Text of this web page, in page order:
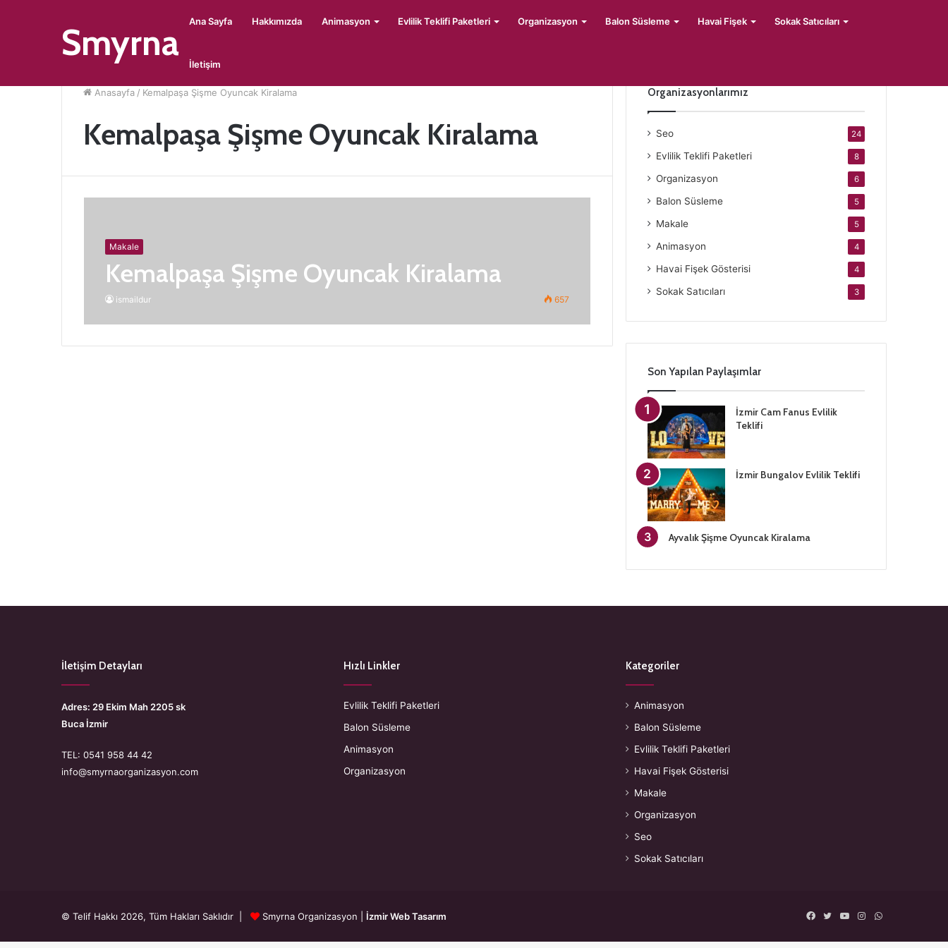
Smyrna Ana Sayfa Hakkımızda Animasyon Evlilik Teklifi Paketleri Organizasyon Balon Süsleme Havai Fişek Sokak Satıcıları
İletişim
Anasayfa / Kemalpaşa Şişme Oyuncak Kiralama
Kemalpaşa Şişme Oyuncak Kiralama
Makale
Kemalpaşa Şişme Oyuncak Kiralama
ismaildur 657
Organizasyonlarımız
Seo 24
Evlilik Teklifi Paketleri 8
Organizasyon 6
Balon Süsleme 5
Makale 5
Animasyon 4
Havai Fişek Gösterisi 4
Sokak Satıcıları 3
Son Yapılan Paylaşımlar
İzmir Cam Fanus Evlilik
Teklifi
İzmir Bungalov Evlilik Teklifi
Ayvalık Şişme Oyuncak Kiralama
İletişim Detayları
Adres: 29 Ekim Mah 2205 sk
Buca İzmir
TEL: 0541 958 44 42
info@smyrnaorganizasyon.com
Hızlı Linkler
Evlilik Teklifi Paketleri
Balon Süsleme
Animasyon
Organizasyon
Kategoriler
Animasyon
Balon Süsleme
Evlilik Teklifi Paketleri
Havai Fişek Gösterisi
Makale
Organizasyon
Seo
Sokak Satıcıları
© Telif Hakkı 2026, Tüm Hakları Saklıdır | Smyrna Organizasyon İzmir Web Tasarım Facebook
TwitterYouTubeInstagram
WhatsApp